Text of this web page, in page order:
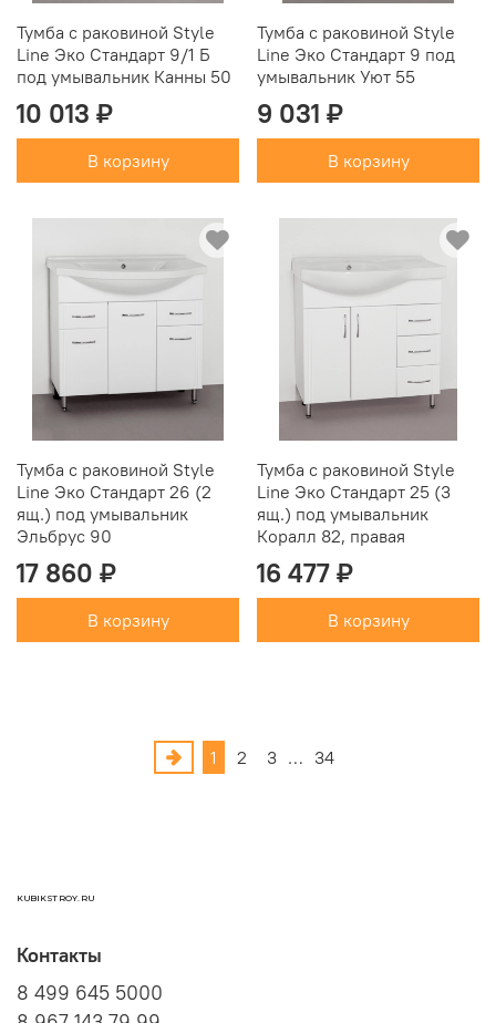
Тумба с раковиной Style
Line Эко Стандарт 9/1 Б
под умывальник Канны 50
10 013 ₽
В корзину
Тумба с раковиной Style
Line Эко Стандарт 9 под
умывальник Уют 55
9 031 ₽
В корзину
Тумба с раковиной Style
Line Эко Стандарт 26 (2
ящ.) под умывальник
Эльбрус 90
17 860 ₽
В корзину
Тумба с раковиной Style
Line Эко Стандарт 25 (3
ящ.) под умывальник
Коралл 82, правая
16 477 ₽
В корзину
1 2 3 … 34
KUBIKSTROY.RU
Контакты
8 499 645 5000